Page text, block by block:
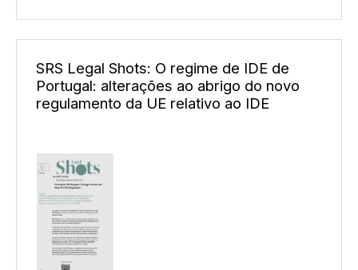
SRS Legal Shots: O regime de IDE de
Portugal: alterações ao abrigo do novo
regulamento da UE relativo ao IDE